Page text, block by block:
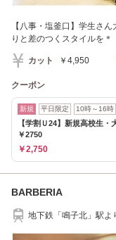
【八事・塩釜口】学生さ
りと差のつくスタイルを＊
カット ￥4,950
クーポン
新規 平日限定 10時～16時
【学割Ｕ24】新規高校生
￥2750
￥2,750
BARBERIA
地下鉄「鳴子北」駅よ